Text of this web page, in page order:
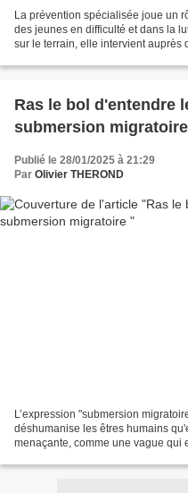
La prévention spécialisée joue un
des jeunes en difficulté et dans la
sur le terrain, elle intervient auprès
Ras le bol d'entendre
submersion migratoire
Publié le 28/01/2025 à 21:29
Par Olivier THEROND
L’expression "submersion
déshumanise les êtres humains
menaçante, comme une vague qui